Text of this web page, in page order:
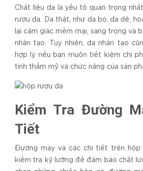
Chất liệu da là yếu tố quan trọng
rượu da. Da thật, như da bò, da dê,
lại cảm giác mềm mại, sang trọng và
nhân tạo. Tuy nhiên, da nhân tạo
hợp lý nếu bạn muốn tiết kiệm chi
tính thẩm mỹ và chức năng của sản
Kiểm Tra Đường
Tiết
Đường may và các chi tiết trên hộp
kiểm tra kỹ lưỡng để đảm bảo chất